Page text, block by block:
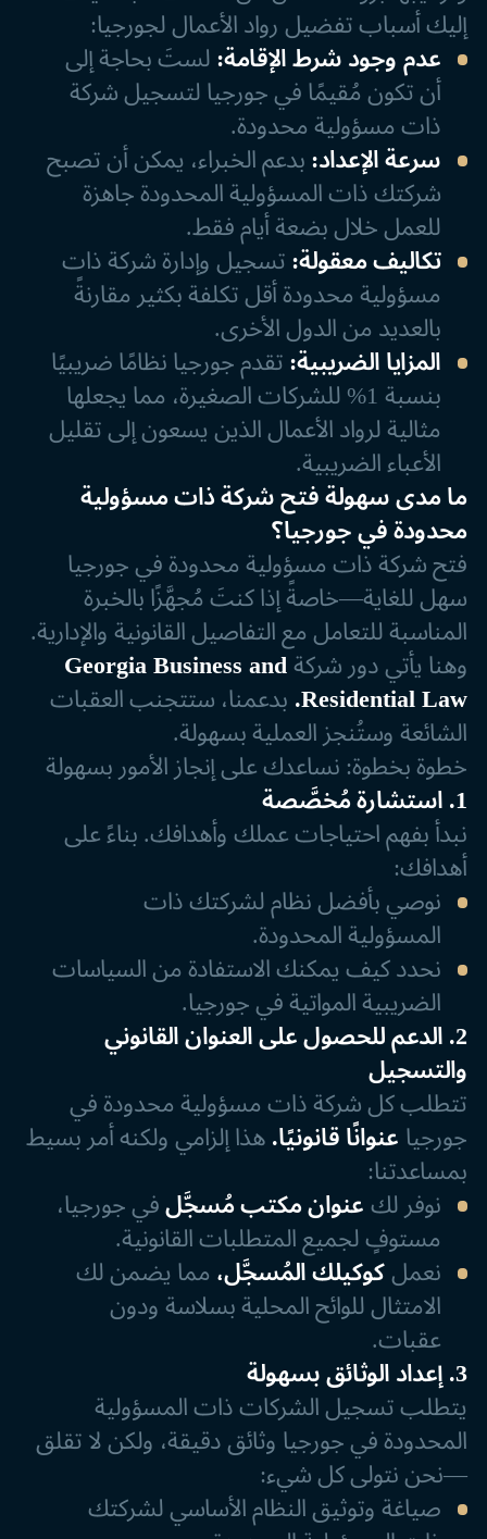
إليك أسباب تفضيل رواد الأعمال لجورجيا:
عدم وجود شرط الإقامة:لستَ بحاجة إلى
أن تكون مُقيمًا في جورجيا لتسجيل شركة
ذات مسؤولية محدودة.
سرعة الإعداد:بدعم الخبراء، يمكن أن تصبح
شركتك ذات المسؤولية المحدودة جاهزة
للعمل خلال بضعة أيام فقط.
تكاليف معقولة:تسجيل وإدارة شركة ذات
مسؤولية محدودة أقل تكلفة بكثير مقارنةً
بالعديد من الدول الأخرى.
المزايا الضريبية:تقدم جورجيا نظامًا ضريبيًا
بنسبة 1% للشركات الصغيرة، مما يجعلها
مثالية لرواد الأعمال الذين يسعون إلى تقليل
الأعباء الضريبية.
ما مدى سهولة فتح شركة ذات مسؤولية
محدودة في جورجيا؟
فتح شركة ذات مسؤولية محدودة في جورجيا
سهل للغاية—خاصةً إذا كنتَ مُجهَّزًا بالخبرة
المناسبة للتعامل مع التفاصيل القانونية والإدارية.
وهنا يأتي دور شركةGeorgia Business and
Residential Law. بدعمنا، ستتجنب العقبات
الشائعة وستُنجز العملية بسهولة.
خطوة بخطوة: نساعدك على إنجاز الأمور بسهولة
1. استشارة مُخصَّصة
نبدأ بفهم احتياجات عملك وأهدافك. بناءً على
أهدافك:
نوصي بأفضل نظام لشركتك ذات
المسؤولية المحدودة.
نحدد كيف يمكنك الاستفادة من السياسات
الضريبية المواتية في جورجيا.
2. الدعم للحصول على العنوان القانوني
والتسجيل
تتطلب كل شركة ذات مسؤولية محدودة في
جورجياعنوانًا قانونيًا.هذا إلزامي ولكنه أمر بسيط
بمساعدتنا:
نوفر لكعنوان مكتب مُسجَّلفي جورجيا،
مستوفٍ لجميع المتطلبات القانونية.
نعملكوكيلك المُسجَّل،مما يضمن لك
الامتثال للوائح المحلية بسلاسة ودون
عقبات.
3. إعداد الوثائق بسهولة
يتطلب تسجيل الشركات ذات المسؤولية
المحدودة في جورجيا وثائق دقيقة، ولكن لا تقلق
—نحن نتولى كل شيء:
صياغة وتوثيق النظام الأساسي لشركتك